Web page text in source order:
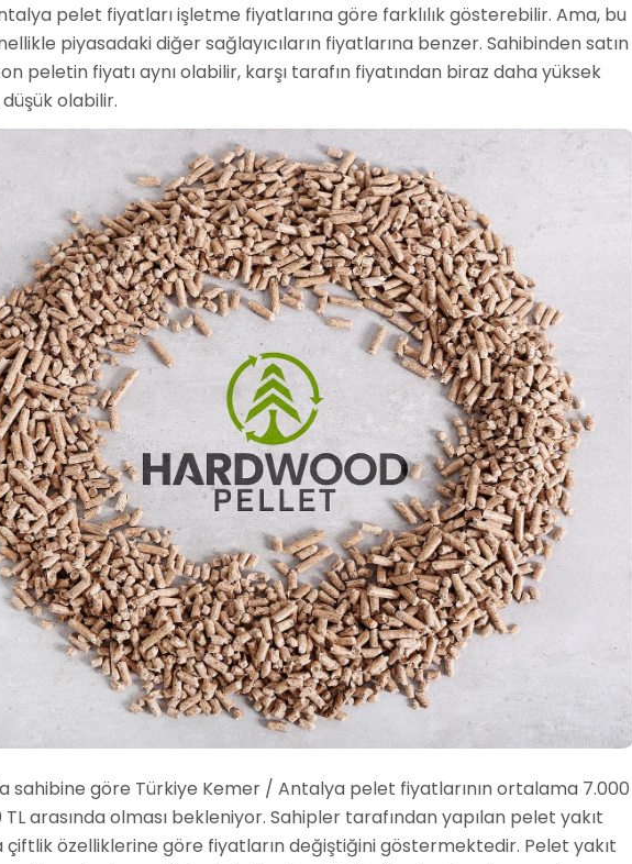
pelet fiyatları işletme fiyatlarına göre farklılık gösterebilir. Ama, bu
piyasadaki diğer sağlayıcıların fiyatlarına benzer. Sahibinden satın
peletin fiyatı aynı olabilir, karşı tarafın fiyatından biraz daha yüksek
olabilir.
sahibine göre Türkiye Kemer / Antalya pelet fiyatlarının ortalama 7.000
TL arasında olması bekleniyor. Sahipler tarafından yapılan pelet yakıt
çiftlik özelliklerine göre fiyatların değiştiğini göstermektedir. Pelet yakıt